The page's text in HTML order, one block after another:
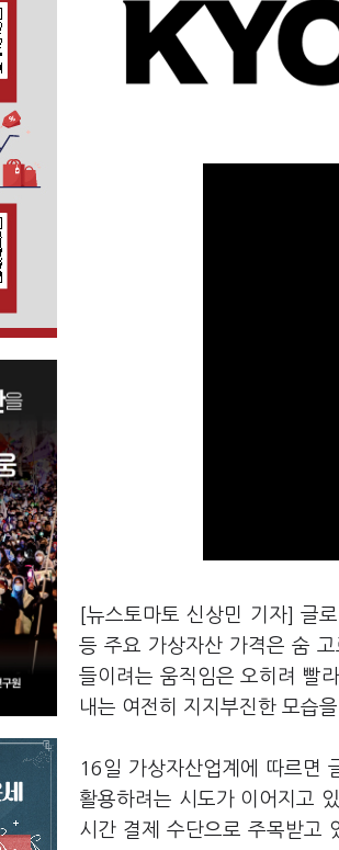
[뉴스토마토 신상민 기자] 글
등 주요 가상자산 가격은 숨
들이려는 움직임은 오히려 빨
내는 여전히 지지부진한 모습
16일 가상자산업계에 따르면
활용하려는 시도가 이어지고
시간 결제 수단으로 주목받고